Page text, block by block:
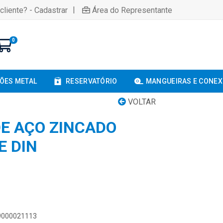
- Cadastrar | Área do Representante
0
METAL RESERVATÓRIO MANGUEIRAS E
VOLTAR
AÇO ZINCADO
DIN